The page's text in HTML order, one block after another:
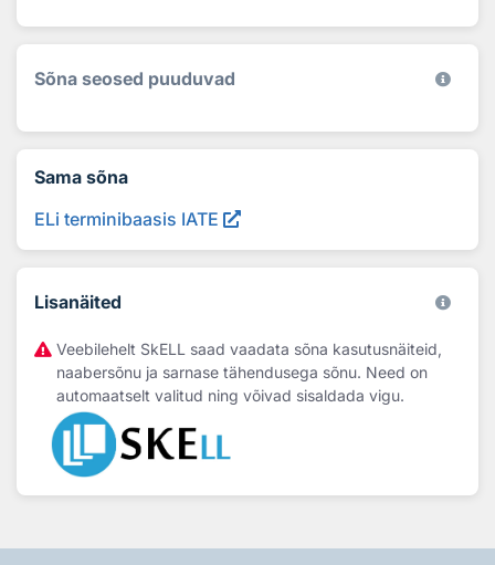
Sõna seosed puuduvad
Sama sõna
ELi terminibaasis IATE
Lisanäited
Veebilehelt SkELL saad vaadata sõna kasutusnäiteid,
naabersõnu ja sarnase tähendusega sõnu. Need on
automaatselt valitud ning võivad sisaldada vigu.